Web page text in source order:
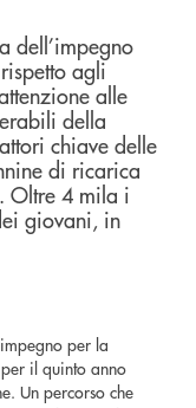
dell’impegno
agli
alle
della
chiave delle
di ricarica
Oltre 4 mila i
giovani, in
per la
il quinto anno
Un percorso che